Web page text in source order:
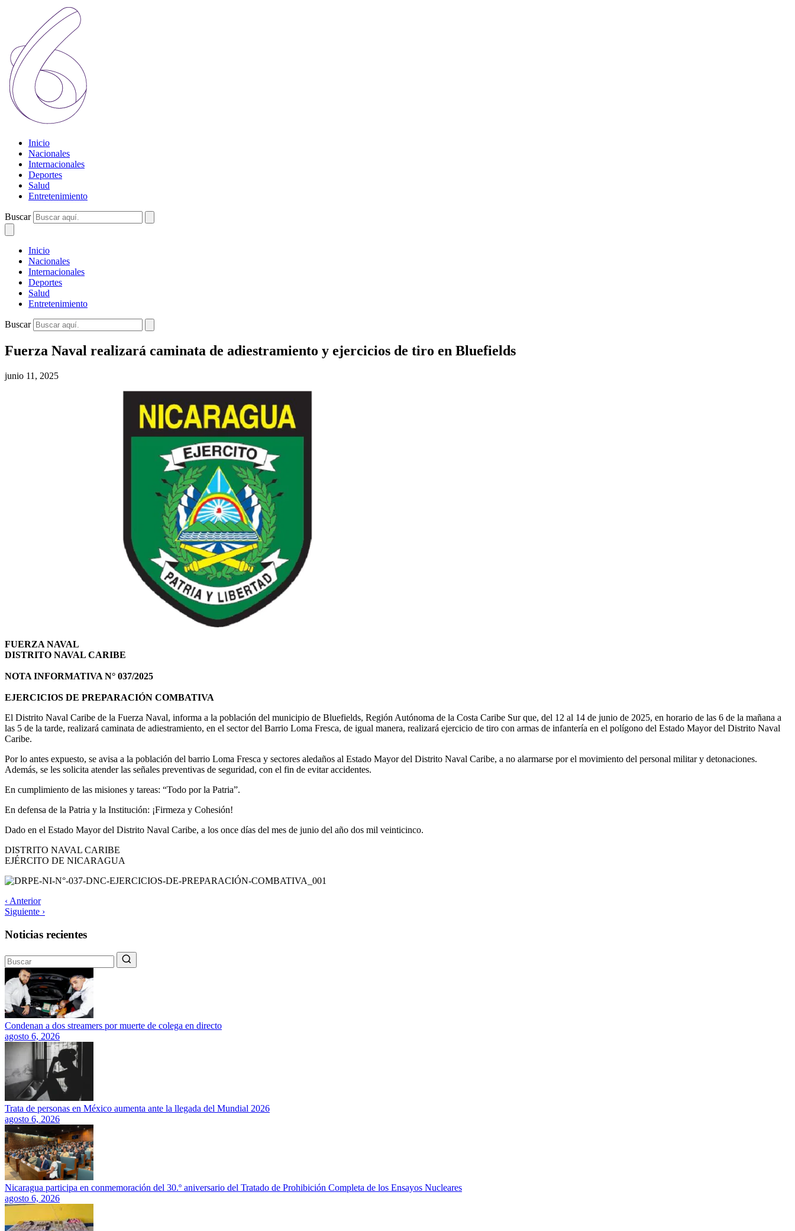
Inicio
Nacionales
Internacionales
Deportes
Salud
Entretenimiento
Buscar
Inicio
Nacionales
Internacionales
Deportes
Salud
Entretenimiento
Buscar
Fuerza Naval realizará caminata de adiestramiento y ejercicios de tiro en Bluefields
junio 11, 2025
FUERZA NAVAL
DISTRITO NAVAL CARIBE
NOTA INFORMATIVA N° 037/2025
EJERCICIOS DE PREPARACIÓN COMBATIVA
El Distrito Naval Caribe de la Fuerza Naval, informa a la población del municipio de Bluefields, Región Autónoma de la Costa Caribe Sur que, del 12 al 14 de junio de 2025, en horario de las 6 de la mañana a
las 5 de la tarde, realizará caminata de adiestramiento, en el sector del Barrio Loma Fresca, de igual manera, realizará ejercicio de tiro con armas de infantería en el polígono del Estado Mayor del Distrito Naval
Caribe.
Por lo antes expuesto, se avisa a la población del barrio Loma Fresca y sectores aledaños al Estado Mayor del Distrito Naval Caribe, a no alarmarse por el movimiento del personal militar y detonaciones.
Además, se les solicita atender las señales preventivas de seguridad, con el fin de evitar accidentes.
En cumplimiento de las misiones y tareas: “Todo por la Patria”.
En defensa de la Patria y la Institución: ¡Firmeza y Cohesión!
Dado en el Estado Mayor del Distrito Naval Caribe, a los once días del mes de junio del año dos mil veinticinco.
DISTRITO NAVAL CARIBE
EJÉRCITO DE NICARAGUA
‹ Anterior
Siguiente ›
Noticias recientes
Condenan a dos streamers por muerte de colega en directo
agosto 6, 2026
Trata de personas en México aumenta ante la llegada del Mundial 2026
agosto 6, 2026
Nicaragua participa en conmemoración del 30.º aniversario del Tratado de Prohibición Completa de los Ensayos Nucleares
agosto 6, 2026